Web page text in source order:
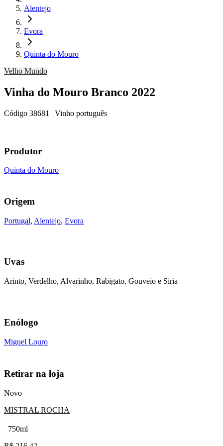
Alentejo
Evora
Quinta do Mouro
Velho Mundo
Vinha do Mouro Branco 2022
Código 38681 | Vinho português
Produtor
Quinta do Mouro
Origem
Portugal, Alentejo, Evora
Uvas
Arinto, Verdelho, Alvarinho, Rabigato, Gouveio e Síria
Enólogo
Miguel Louro
Retirar na loja
Novo
MISTRAL ROCHA
750ml